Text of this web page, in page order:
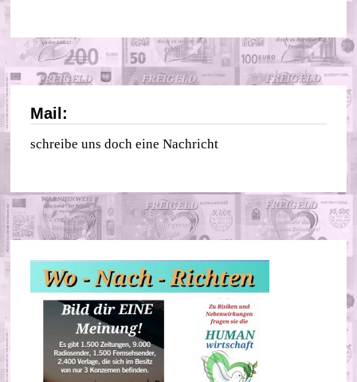
Mail:
schreibe uns doch eine Nachricht